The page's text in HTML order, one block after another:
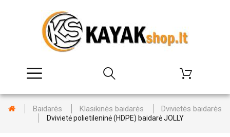
Baidarės Klasikinės baidarės Dvivietės baidarės
Dvivietė polietileninė (HDPE) baidarė JOLLY